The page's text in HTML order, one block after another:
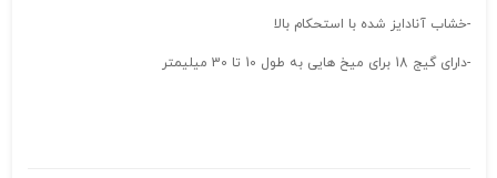
-خشاب آنادایز شده با استحکام بالا
-دارای گیج 18 برای میخ هایی به طول 10 تا 30 میلیمتر